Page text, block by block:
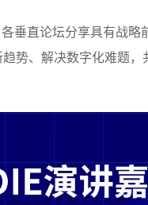
垂直论坛分享具有战略
势、解决数字化难题，